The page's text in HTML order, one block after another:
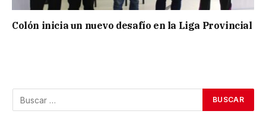
Colón inicia un nuevo desafío en la Liga Provincial